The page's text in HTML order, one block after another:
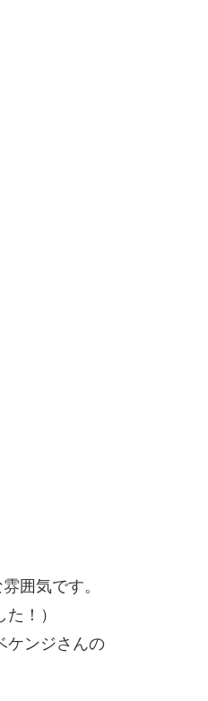
囲気です。
！）
ケンジさんの